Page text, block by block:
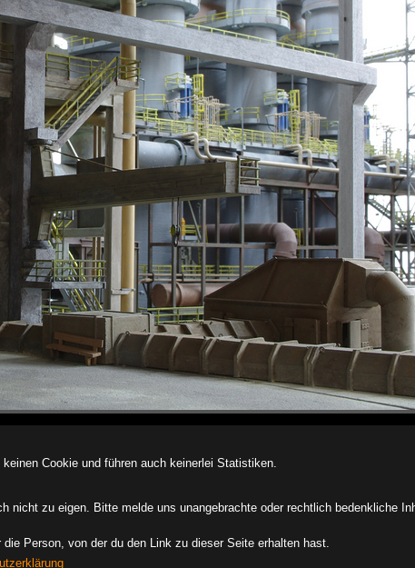
Cookie und führen auch keinerlei Statistiken.
zu eigen. Bitte melde uns unangebrachte oder rechtlich bedenkliche
Person, von der du den Link zu dieser Seite erhalten hast.